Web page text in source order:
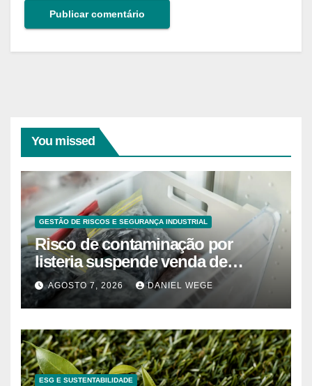
You missed
GESTÃO DE RISCOS E SEGURANÇA INDUSTRIAL
Risco de contaminação por
listeria suspende venda de
mirtilos em fábricas da América
do Norte – Mix Vale
AGOSTO 7, 2026 DANIEL WEGE
ESG E SUSTENTABILIDADE